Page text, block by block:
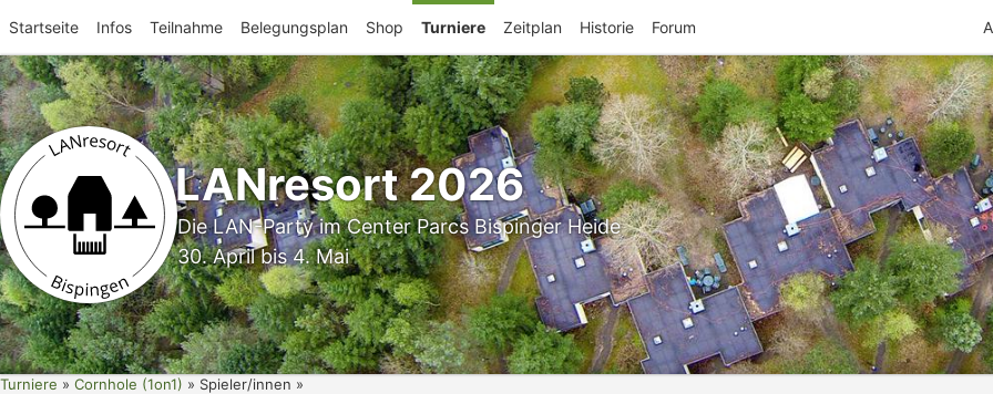
Startseite Infos Teilnahme Belegungsplan Shop Turniere Zeitplan Historie Forum
LANresort 2026
Die LAN-Party im Center Parcs Bispinger Heide
30. April bis 4. Mai
Turniere Cornhole (1on1) Spieler/innen